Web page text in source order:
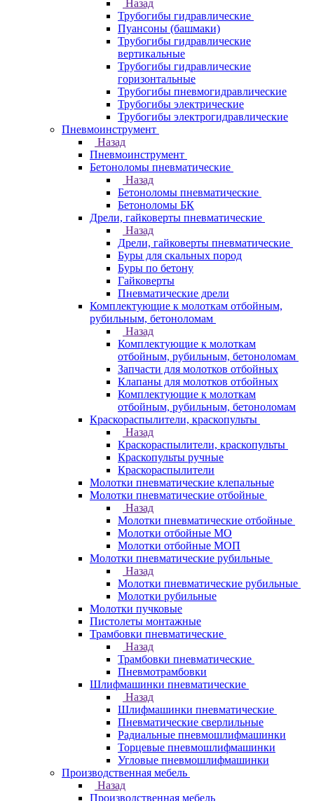
Назад
Трубогибы гидравлические
Пуансоны (башмаки)
Трубогибы гидравлические
вертикальные
Трубогибы гидравлические
горизонтальные
Трубогибы пневмогидравлические
Трубогибы электрические
Трубогибы электрогидравлические
Пневмоинструмент
Назад
Пневмоинструмент
Бетоноломы пневматические
Назад
Бетоноломы пневматические
Бетоноломы БК
Дрели, гайковерты пневматические
Назад
Дрели, гайковерты пневматические
Буры для скальных пород
Буры по бетону
Гайковерты
Пневматические дрели
Комплектующие к молоткам отбойным,
рубильным, бетоноломам
Назад
Комплектующие к молоткам
отбойным, рубильным, бетоноломам
Запчасти для молотков отбойных
Клапаны для молотков отбойных
Комплектующие к молоткам
отбойным, рубильным, бетоноломам
Краскораспылители, краскопульты
Назад
Краскораспылители, краскопульты
Краскопульты ручные
Краскораспылители
Молотки пневматические клепальные
Молотки пневматические отбойные
Назад
Молотки пневматические отбойные
Молотки отбойные МО
Молотки отбойные МОП
Молотки пневматические рубильные
Назад
Молотки пневматические рубильные
Молотки рубильные
Молотки пучковые
Пистолеты монтажные
Трамбовки пневматические
Назад
Трамбовки пневматические
Пневмотрамбовки
Шлифмашинки пневматические
Назад
Шлифмашинки пневматические
Пневматические сверлильные
Радиальные пневмошлифмашинки
Торцевые пневмошлифмашинки
Угловые пневмошлифмашинки
Производственная мебель
Назад
Производственная мебель